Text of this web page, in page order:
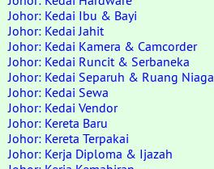
Johor: Kedai Ibu & Bayi
Johor: Kedai Jahit
Johor: Kedai Kamera & Camcorder
Johor: Kedai Runcit & Serbaneka
Johor: Kedai Separuh & Ruang Niaga
Johor: Kedai Sewa
Johor: Kedai Vendor
Johor: Kereta Baru
Johor: Kereta Terpakai
Johor: Kerja Diploma & Ijazah